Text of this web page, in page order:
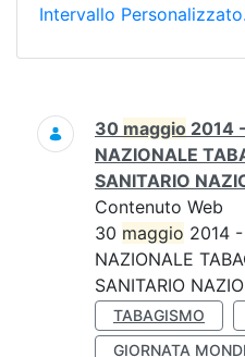
Intervallo
Ricerca
30 maggio 2014
NAZIONALE
SANITARIO
Contenuto Web
30 maggio 2014
NAZIONALE
SANITARIO
TABAGISMO
GIORNATA